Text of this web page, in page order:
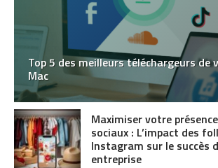
Top 5 des meilleurs téléchargeurs de
Mac
Maximiser votre
sociaux : L’impact des
Instagram sur le succès
entreprise